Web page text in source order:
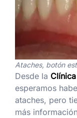
Ataches, botón
Desde la
esperamos
ataches, pero
más